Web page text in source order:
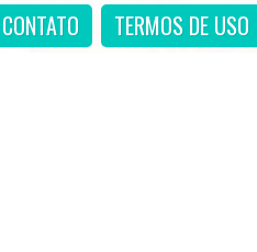
CONTATO TERMOS DE USO